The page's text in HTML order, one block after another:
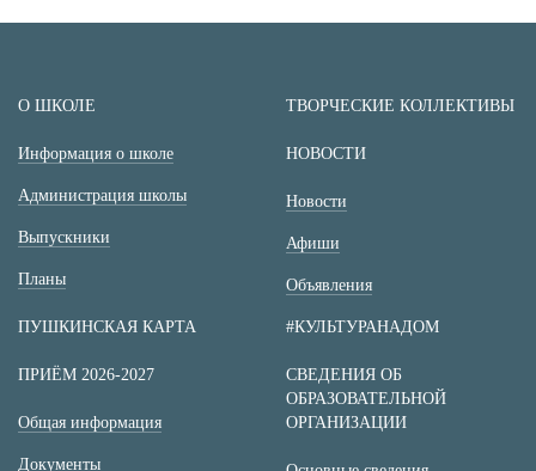
О ШКОЛЕ
Информация о школе
Администрация школы
Выпускники
Планы
ТВОРЧЕСКИЕ КОЛЛЕКТИВЫ
НОВОСТИ
Новости
Афиши
Объявления
ПУШКИНСКАЯ КАРТА #КУЛЬТУРАНАДОМ
ПРИЁМ 2026-2027
Общая информация
Документы
СВЕДЕНИЯ ОБ
ОБРАЗОВАТЕЛЬНОЙ
ОРГАНИЗАЦИИ